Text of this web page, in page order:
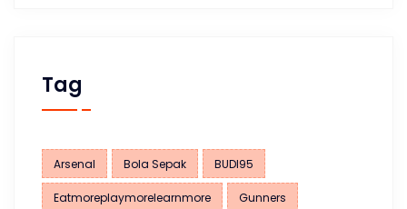
Tag
Arsenal Bola Sepak BUDI95
Eatmoreplaymorelearnmore Gunners